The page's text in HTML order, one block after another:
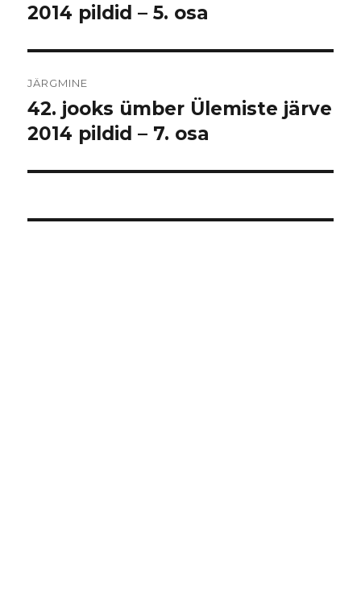
postitus:
2014 pildid – 5. osa
JÄRGMINE
Järgmine
postitus:
42. jooks ümber Ülemiste järve
2014 pildid – 7. osa